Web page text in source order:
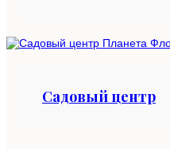
Садовый центр